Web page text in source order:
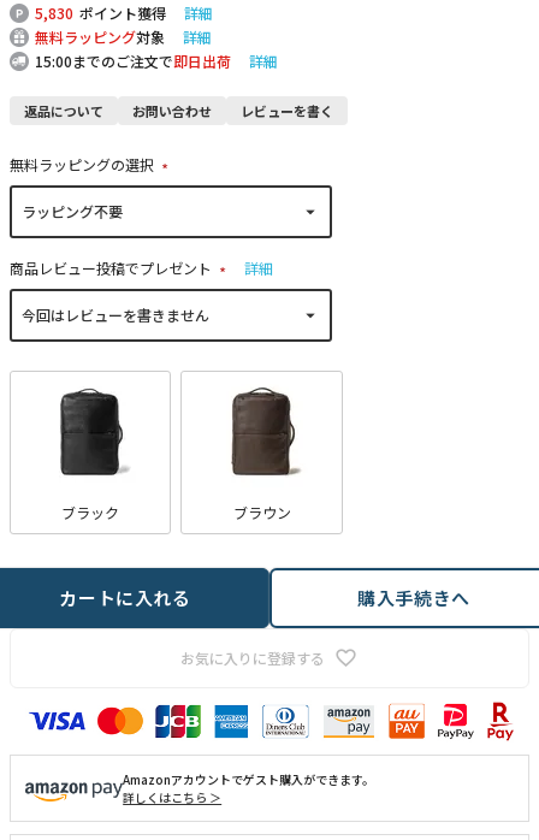
5,830 ポイント獲得
詳細
無料ラッピング対象
詳細
15:00までのご注文で即日出荷 詳細
返品について お問い合わせ レビューを書く
無料ラッピングの選択
(
商品レビュー投稿でプレゼント
(
詳細
ブラック ブラウン
お気に入りに登録する
カートに入れる 購入手続きへ
Amazonアカウントでゲスト購入ができます。
詳しくはこちら ＞